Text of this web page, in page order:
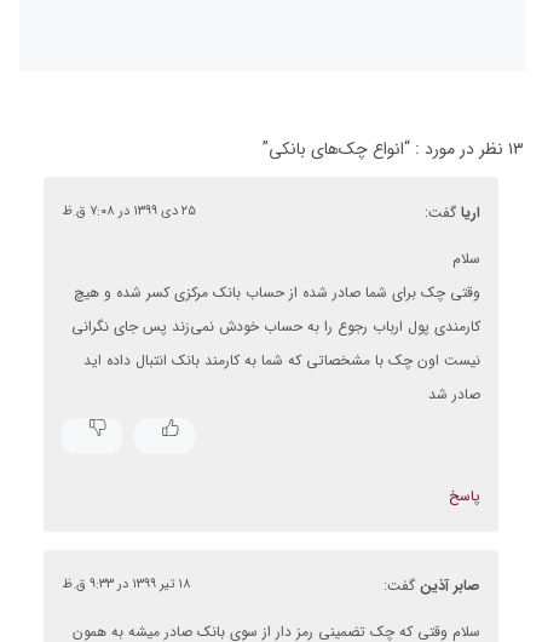
۱۳ نظر در مورد : “ انواع چک‌های بانکی”
اریا گفت: ۲۵ دی ۱۳۹۹ در ۷:۰۸ ق.ظ
سلام
وقتی چک برای شما صادر شده از حساب بانک مرکزی کسر شده و هیچ
کارمندی پول ارباب رجوع را به حساب خودش نمی‌زند پس جای نگرانی
نیست اون چک با مشخصاتی که شما به کارمند بانک انتبال داده ايد
صادر شد
پاسخ
صابر آذین گفت: ۱۸ تیر ۱۳۹۹ در ۹:۳۳ ق.ظ
سلام وقتی که چک تضمینی رمز دار از سوی بانک صادر میشه به همون